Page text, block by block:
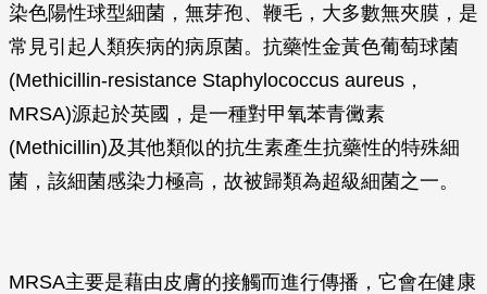
染色陽性球型細菌，無芽孢、鞭毛，大多數無夾膜，是
常見引起人類疾病的病原菌。抗藥性金黃色葡萄球菌
(Methicillin-resistance Staphylococcus aureus ，
MRSA)源起於英國，是一種對甲氧苯青黴素
(Methicillin)及其他類似的抗生素產生抗藥性的特殊細
菌，該細菌感染力極高，故被歸類為超級細菌之一。
MRSA主要是藉由皮膚的接觸而進行傳播，它會在健康